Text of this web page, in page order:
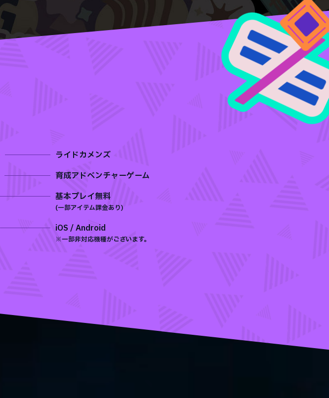
ライドカメンズ
育成アドベンチャーゲーム
基本プレイ無料
(⼀部アイテム課金あり)
iOS / Android
※一部非対応機種がございます。